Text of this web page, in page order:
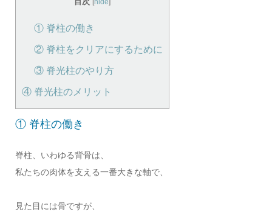
[hide]
① 脊柱の働き
② 脊柱をクリアにするために
③ 脊光柱のやり方
④ 脊光柱のメリット
① 脊柱の働き
脊柱、いわゆる背骨は、
私たちの肉体を支える一番大きな軸で、
見た目には骨ですが、